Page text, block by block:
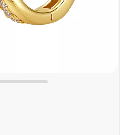
vurdering: